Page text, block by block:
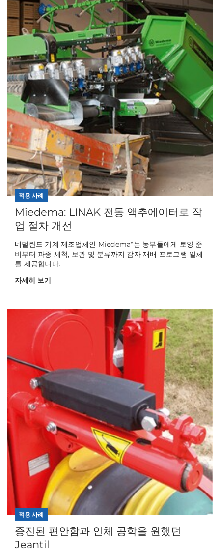
적용 사례
Miedema: LINAK 전동 액추에이터로 작
업 절차 개선
네덜란드 기계 제조업체인 Miedema*는 농부들에게 토양 준
비부터 파종 세척, 보관 및 분류까지 감자 재배 프로그램 일체
를 제공합니다.
자세히 보기
적용 사례
증진된 편안함과 인체 공학을 원했던
Jeantil